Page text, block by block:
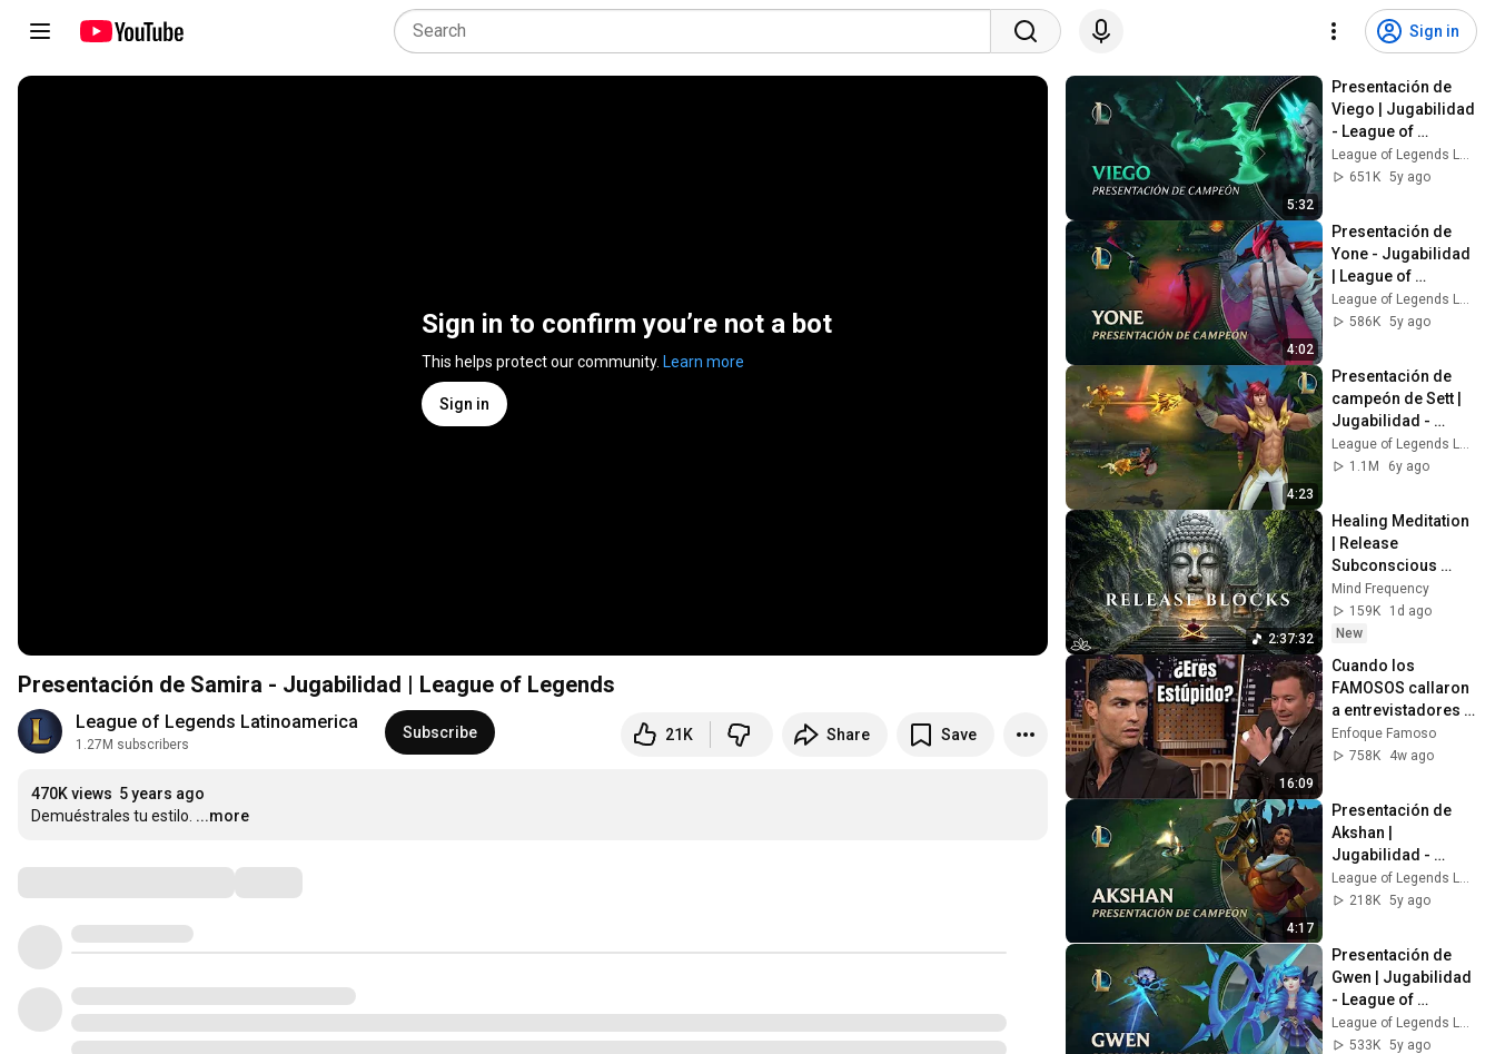
Sign in
Sign in to confirm you’re not a bot
This helps protect our community. Learn more
Sign in
Presentación de Samira - Jugabilidad | League of Legends
League of Legends Latinoamerica
1.27M subscribers
Subscribe 21K Share Save
470K views 5 years ago
Demuéstrales tu estilo. ...more
5:32
Presentación de
Viego | Jugabilidad
- League of
Legends
League of Legends Latinoamerica
651K 5y ago
4:02
Presentación de
Yone - Jugabilidad
| League of
Legends
League of Legends Latinoamerica
586K 5y ago
4:23
Presentación de
campeón de Sett |
Jugabilidad -
League of LegendsLeague of Legends Latinoamerica
1.1M
6y ago
2:37:32
Healing Meditation
| Release
Subconscious
Blocks, Cleanse
Negative Energy &
Restore Inner
Mind Frequency
159K
1d ago
New
16:09
Cuando los
FAMOSOS callaron
a entrevistadores
IRRESPETUOSOS
Enfoque Famoso
758K
4w ago
4:17
Presentación de
Akshan |
Jugabilidad -
League of Legends
218K 5y ago
Presentación de
Gwen | Jugabilidad
- League of
Legends
533K 5y ago